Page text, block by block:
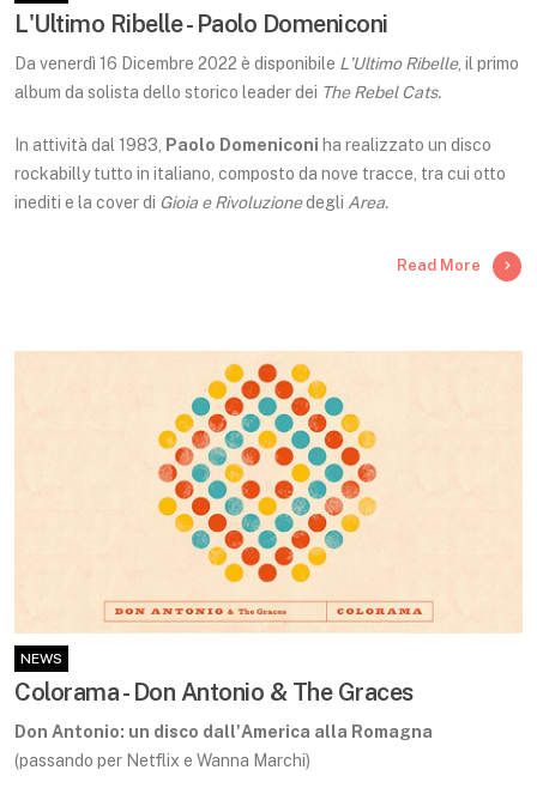
L'Ultimo Ribelle - Paolo Domeniconi
Da venerdì 16 Dicembre 2022 è disponibile L'Ultimo Ribelle, il primo
album da solista dello storico leader dei The Rebel Cats.
In attività dal 1983, Paolo Domeniconi ha realizzato un disco
rockabilly tutto in italiano, composto da nove tracce, tra cui otto
inediti e la cover di Gioia e Rivoluzionedegli Area.
Read More
NEWS
Colorama - Don Antonio & The Graces
Don Antonio: un disco dall'America alla Romagna
(passando per Netflix e Wanna Marchi)